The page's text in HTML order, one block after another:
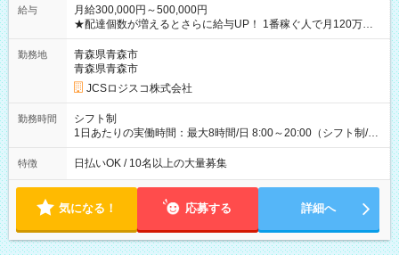
給与
月給300,000円～500,000円
★配達個数が増えるとさらに給与UP！ 1番稼ぐ人で月120万ほ
ど！ ・主要都市エリア 月収55万円／週5日稼働 月収65万~112
万円／週6日稼働 ・地方郊外エリア 月収40万円／週5日稼働 月
収40万円~50万円／週6日稼働 ＜モデルイメージ＞ ■月収50万
円 (27歳男性/江東区在住)※元建築関係 1日150個配達×25日勤務
(日休み) ■月収80万円(43歳男性/墨田区在住)※元営業 1日200個
勤務地
青森県青森市
青森県青森市
JCSロジスコ株式会社
勤務時間
シフト制
1日あたりの実働時間：最大8時間/日 8:00～20:00（シフト制/実
働8時間） ※週5日勤務（場所次第では週4も有り） ※配達状況
によって時間外での勤務可能性有り ※案件により多少の前後あ
特徴 日払いOK / 10名以上の大量募集
気になる！ 応募する 詳細へ